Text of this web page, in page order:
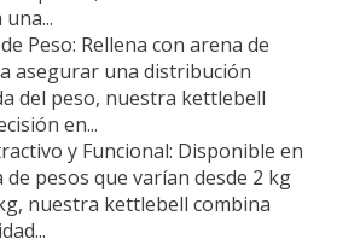
Peso: Rellena con arena de
asegurar una distribución
del peso, nuestra kettlebell
en...
y Funcional: Disponible en
de pesos que varían desde 2 kg
nuestra kettlebell combina